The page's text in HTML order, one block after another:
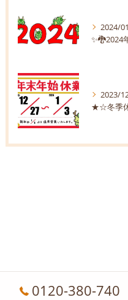
2024/
✨🐉2024
2023/
★☆冬季
0120-380-740